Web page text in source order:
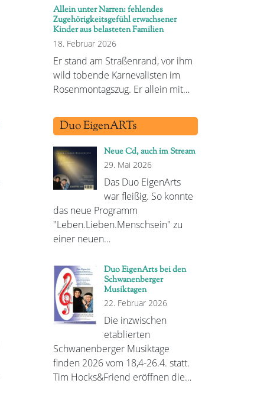
Allein unter Narren: fehlendes
Zugehörigkeitsgefühl erwachsener
Kinder aus belasteten Familien
18. Februar 2026
Er stand am Straßenrand, vor ihm
wild tobende Karnevalisten im
Rosenmontagszug. Er allein mit…
Duo EigenARTs
Neue Cd, auch im Stream
29. Mai 2026
Das Duo EigenArts
war fleißig. So konnte
das neue Programm
"Leben.Lieben.Menschsein" zu
einer neuen…
Duo EigenArts bei den
Schwanenberger
Musiktagen
22. Februar 2026
Die inzwischen
etablierten
Schwanenberger Musiktage
finden 2026 vom 18,4-26.4. statt.
Tim Hocks&Friend eröffnen die…